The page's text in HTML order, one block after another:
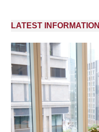
LATEST INFORMATION